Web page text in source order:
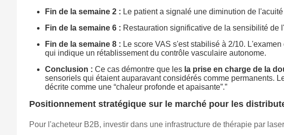
Fin de la semaine 2 : Le patient a signalé une diminution de
Fin de la semaine 6 : Restauration significative de la sensibilité de
Fin de la semaine 8 : Le score VAS s'est stabilisé à 2/10.
qui indique un rétablissement du contrôle vasculaire autonome.
Conclusion : Ce cas démontre que les la prise en charge de la
sensoriels qui étaient auparavant considérés comme permanents.
décrite comme une “chaleur profonde et apaisante”.”
Positionnement stratégique sur le marché pour les
Pour l'acheteur B2B, investir dans une infrastructure de thérapie par